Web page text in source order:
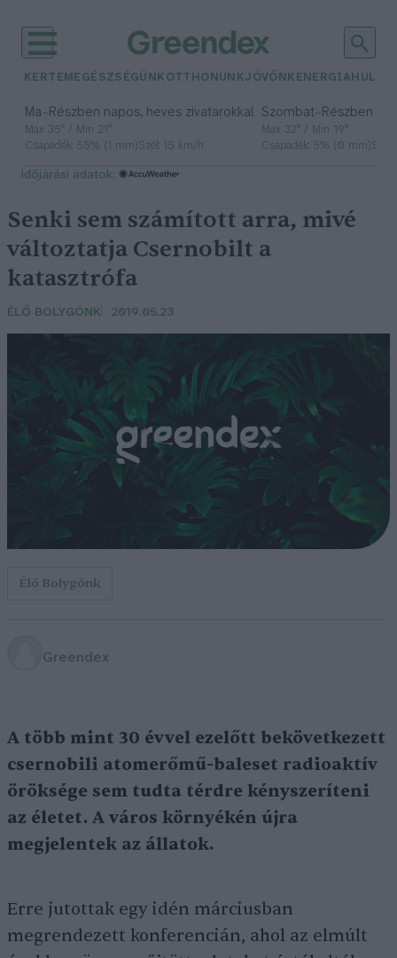
KERTEM EGÉSZSÉGÜNK OTTHONUNKJÖVŐNK ENERGIA
Ma– Részben napos, heves zivatarokkal
Max 35° / Min 21°
Csapadék: 55% (1 mm)Szél: 15 km/h
Szombat– Részben
Max 32° / Min 19°
Csapadék: 5% (0 mm)
időjárási adatok:
Senki sem számított arra, mivé
változtatja Csernobilt a
katasztrófa
ÉLŐ BOLYGÓNK 2019.05.23
Élő Bolygónk
Greendex
A több mint 30 évvel ezelőtt bekövetkezett
csernobili atomerőmű-baleset radioaktív
öröksége sem tudta térdre kényszeríteni
az életet. A város környékén újra
megjelentek az állatok.
Erre jutottak egy idén márciusban
megrendezett konferencián, ahol az elmúlt